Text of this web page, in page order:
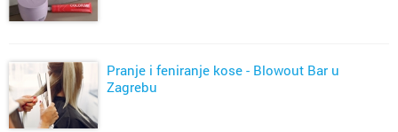
Pranje i feniranje kose - Blowout Bar u
Zagrebu